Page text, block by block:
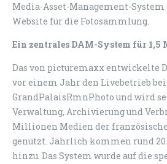
Media-Asset-Management-System
Website für die Fotosammlung.
Ein zentrales DAM-System für
Das von picturemaxx entwickelte
vor einem Jahr den Livebetrieb bei
GrandPalaisRmnPhoto und wird
Verwaltung, Archivierung und
Millionen Medien der
genutzt. Jährlich kommen rund
hinzu. Das System wurde auf die